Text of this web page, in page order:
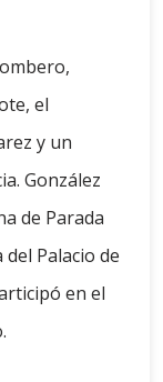
el
y un
González
de Parada
Palacio de
en el